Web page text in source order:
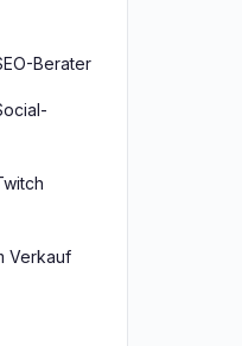
Berater
Verkauf